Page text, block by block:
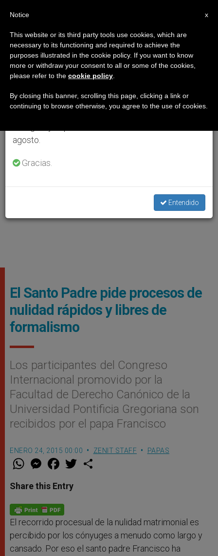
El Santo Padre pide procesos de
nulidad rápidos y libres de
formalismo
Los participantes del Congreso
Internacional promovido por la
Facultad de Derecho Canónico de la
Universidad Pontificia Gregoriana son
recibidos por el papa Francisco
ENERO 24, 2015 00:00 ZENIT STAFF PAPAS
W
t
s
p
p
M
e
s
e
g
e
r
F
a
e
b
o
k
w
Share this Entry
El recorrido procesual de la nulidad matrimonial es
percibido por los cónyuges a menudo como largo y
cansado. Por eso el santo padre Francisco ha
×
Aviso importante
Del 27 de julio al 7 de agosto haremos la pausa
anual, aprovechando que en el periodo de verano
se generan menos informaciones y también el
agosto.
Gracias.
Entendido
x
Notice
This website or its third party tools use cookies, which are
necessary to its functioning and required to achieve the
purposes illustrated in the cookie policy. If you want to know
more or withdraw your consent to all or some of the cookies,
please refer to the cookie policy
By closing this banner, scrolling this page, clicking a link or
continuing to browse otherwise, you agree to the use of cookies.